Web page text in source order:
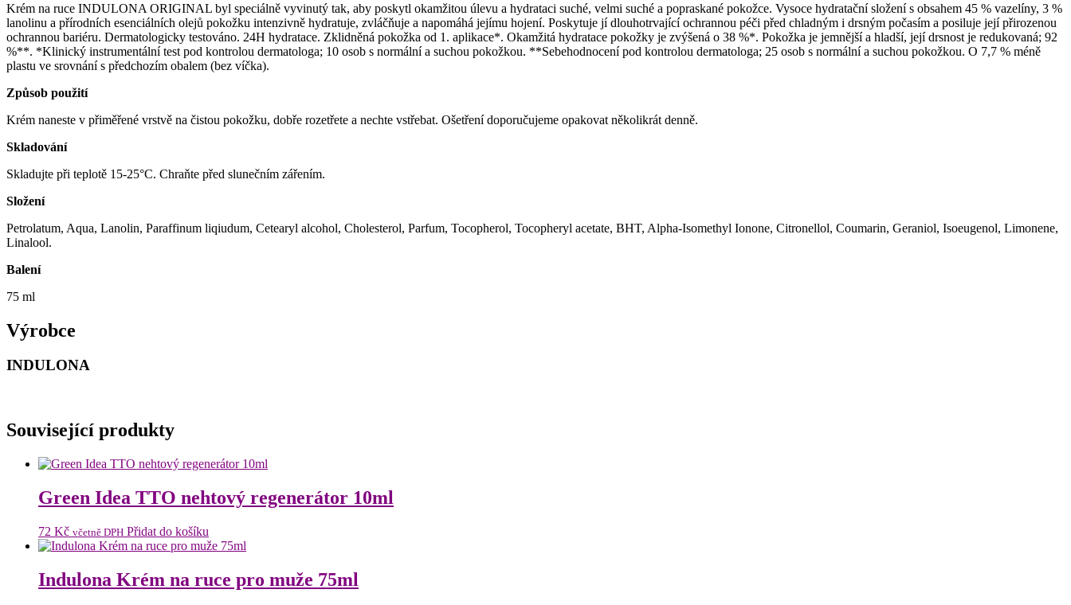
Krém na ruce INDULONA ORIGINAL byl speciálně vyvinutý tak, aby poskytl okamžitou úlevu a hydrataci suché, velmi suché a popraskané pokožce. Vysoce hydratační složení s obsahem 45 % vazelíny, 3 %
lanolinu a přírodních esenciálních olejů pokožku intenzivně hydratuje, zvláčňuje a napomáhá jejímu hojení. Poskytuje jí dlouhotrvající ochrannou péči před chladným i drsným počasím a posiluje její přirozenou
ochrannou bariéru. Dermatologicky testováno. 24H hydratace. Zklidněná pokožka od 1. aplikace*. Okamžitá hydratace pokožky je zvýšená o 38 %*. Pokožka je jemnější a hladší, její drsnost je redukovaná; 92
%**. *Klinický instrumentální test pod kontrolou dermatologa; 10 osob s normální a suchou pokožkou. **Sebehodnocení pod kontrolou dermatologa; 25 osob s normální a suchou pokožkou. O 7,7 % méně
plastu ve srovnání s předchozím obalem (bez víčka).
Způsob použití
Krém naneste v přiměřené vrstvě na čistou pokožku, dobře rozetřete a nechte vstřebat. Ošetření doporučujeme opakovat několikrát denně.
Skladování
Skladujte při teplotě 15-25°C. Chraňte před slunečním zářením.
Složení
Petrolatum, Aqua, Lanolin, Paraffinum liqiudum, Cetearyl alcohol, Cholesterol, Parfum, Tocopherol, Tocopheryl acetate, BHT, Alpha-Isomethyl Ionone, Citronellol, Coumarin, Geraniol, Isoeugenol, Limonene,
Linalool.
Balení
75 ml
Výrobce
INDULONA
Související produkty
Green Idea TTO nehtový regenerátor 10ml
72 Kč včetně DPH Přidat do košíku
Indulona Krém na ruce pro muže 75ml